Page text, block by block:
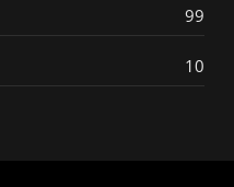
99
10